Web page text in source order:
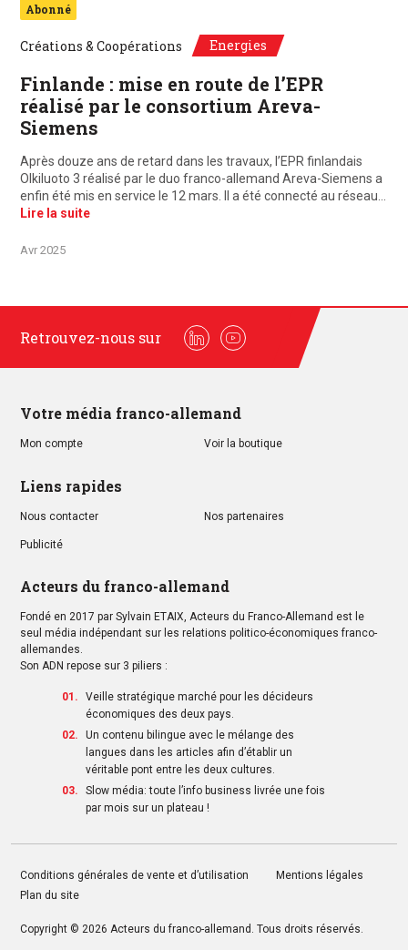
Abonné
Créations & Coopérations Energies
Finlande : mise en route de l’EPR
réalisé par le consortium Areva-
Siemens
Après douze ans de retard dans les travaux, l’EPR finlandais
Olkiluoto 3 réalisé par le duo franco-allemand Areva-Siemens a
enfin été mis en service le 12 mars. Il a été connecté au réseau…
Lire la suite
Avr 2025
Retrouvez-nous sur
LinkedinYoutube
Votre média franco-allemand
Mon compte Voir la boutique
Liens rapides
Nous contacter Nos partenaires
Publicité
Acteurs du franco-allemand
Fondé en 2017 par Sylvain ETAIX, Acteurs du Franco-Allemand est le
seul média indépendant sur les relations politico-économiques franco-
allemandes.
Son ADN repose sur 3 piliers :
Veille stratégique marché pour les décideurs
économiques des deux pays.
Un contenu bilingue avec le mélange des
langues dans les articles afin d’établir un
véritable pont entre les deux cultures.
Slow média: toute l’info business livrée une fois
par mois sur un plateau !
Conditions générales de vente et d’utilisation
Mentions légales
Plan du site
Copyright © 2026 Acteurs du franco-allemand . Tous droits réservés.